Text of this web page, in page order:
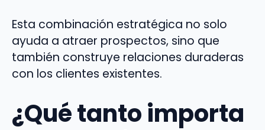
Esta combinación estratégica no solo
ayuda a atraer prospectos, sino que
también construye relaciones duraderas
con los clientes existentes.
¿Qué tanto importa